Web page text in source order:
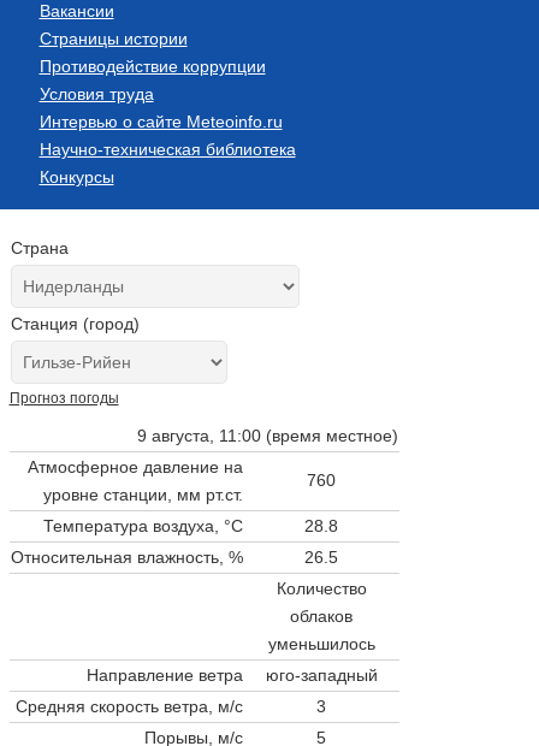
Вакансии
Страницы истории
Противодействие коррупции
Условия труда
Интервью о сайте Meteoinfo.ru
Научно-техническая библиотека
Конкурсы
Страна
Станция (город)
Прогноз погоды
9 августа, 11:00 (время местное)
Атмосферное давление на
уровне станции, мм рт.ст.
760
Температура воздуха, °C
28.8
Относительная влажность, %
26.5
Количество
облаков
уменьшилось
Направление ветра
юго-западный
Средняя скорость ветра, м/с
3
Порывы, м/с
5